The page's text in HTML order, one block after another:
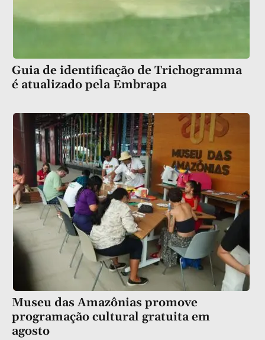
Guia de identificação de Trichogramma
é atualizado pela Embrapa
Museu das Amazônias promove
programação cultural gratuita em
agosto